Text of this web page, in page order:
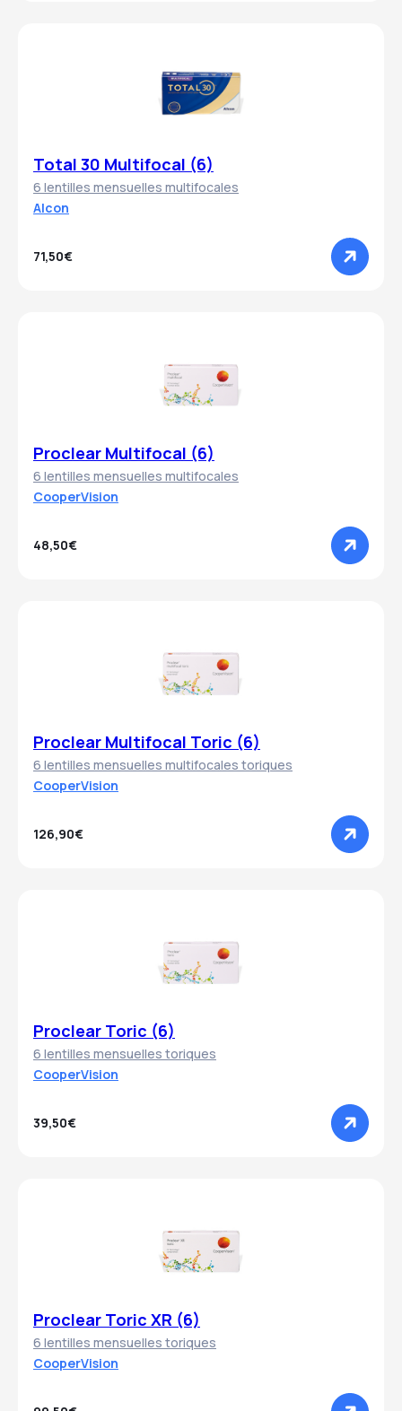
Total 30 Multifocal (6)
6 lentilles mensuelles multifocales
Alcon
71,50€
Proclear Multifocal (6)
6 lentilles mensuelles multifocales
CooperVision
48,50€
Proclear Multifocal Toric (6)
6 lentilles mensuelles multifocales toriques
CooperVision
126,90€
Proclear Toric (6)
6 lentilles mensuelles toriques
CooperVision
39,50€
Proclear Toric XR (6)
6 lentilles mensuelles toriques
CooperVision